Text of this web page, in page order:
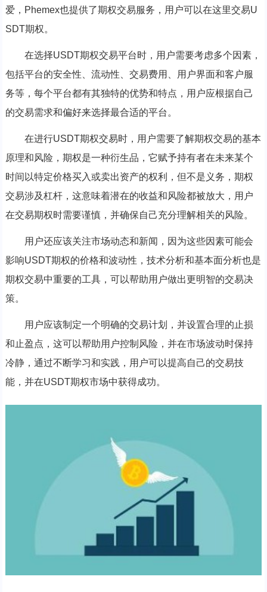
爱，Phemex也提供了期权交易服务，用户可以在这里交易U
SDT期权。
在选择USDT期权交易平台时，用户需要考虑多个因素，
包括平台的安全性、流动性、交易费用、用户界面和客户服
务等，每个平台都有其独特的优势和特点，用户应根据自己
的交易需求和偏好来选择最合适的平台。
在进行USDT期权交易时，用户需要了解期权交易的基本
原理和风险，期权是一种衍生品，它赋予持有者在未来某个
时间以特定价格买入或卖出资产的权利，但不是义务，期权
交易涉及杠杆，这意味着潜在的收益和风险都被放大，用户
在交易期权时需要谨慎，并确保自己充分理解相关的风险。
用户还应该关注市场动态和新闻，因为这些因素可能会
影响USDT期权的价格和波动性，技术分析和基本面分析也是
期权交易中重要的工具，可以帮助用户做出更明智的交易决
策。
用户应该制定一个明确的交易计划，并设置合理的止损
和止盈点，这可以帮助用户控制风险，并在市场波动时保持
冷静，通过不断学习和实践，用户可以提高自己的交易技
能，并在USDT期权市场中获得成功。